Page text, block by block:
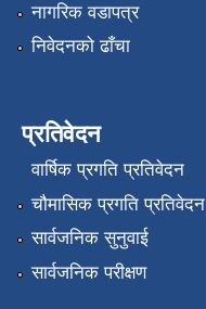
नागरिक वडापत्र
निवेदनको ढाँचा
प्रतिवेदन
वार्षिक प्रगति प्रतिवेदन
चौमासिक प्रगति प्रतिवेदन
सार्वजनिक सुनुवाई
सार्वजनिक परीक्षण